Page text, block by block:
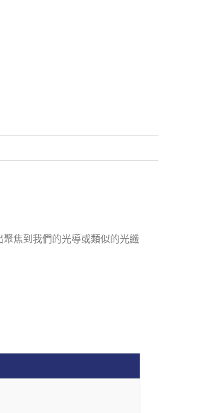
焦到我們的光導或類似的光纖